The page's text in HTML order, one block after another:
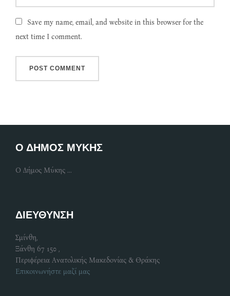
Save my name, email, and website in this browser for the
next time I comment.
Ο ΔΗΜΟΣ ΜΥΚΗΣ
Ο Δήμος Μύκης ...
ΔΙΕΥΘΥΝΣΗ
Σμίνθη,
Ξάνθη 67 150 ,
Περιφέρεια Ανατολικής Μακεδονίας & Θράκης
Επικοινωνήστε μαζί μας